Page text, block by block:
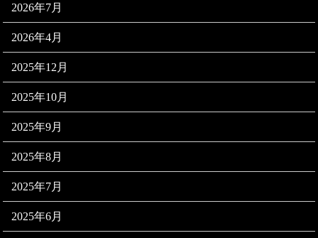
2026年7月
2026年4月
2025年12月
2025年10月
2025年9月
2025年8月
2025年7月
2025年6月